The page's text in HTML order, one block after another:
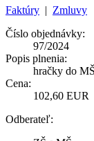
Faktúry | Zmluvy
Číslo objednávky:
97/2024
Popis plnenia:
hračky do MŠ
Cena:
102,60 EUR
Odberateľ: